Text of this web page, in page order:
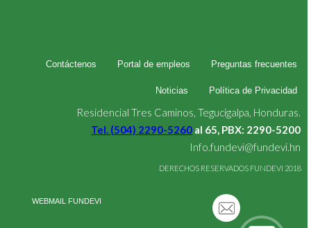
Contáctenos Portal de empleos Preguntas frecuentes
Noticias Política de Privacidad
Residencial Tres Caminos, Tegucigalpa, Honduras.
Tel. (504) 2290-5260 al 65, PBX: 2290-5200
Info.fundevi@fundevi.hn
DERECHOS RESERVADOS FUNDEVI 2018
WEBMAIL FUNDEVI